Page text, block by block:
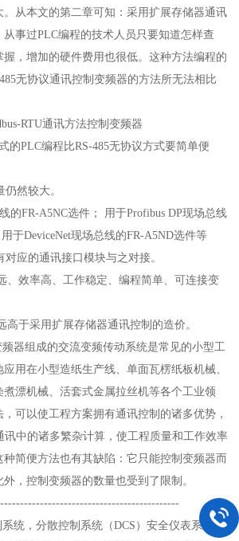
从本文的第二章可知：采用扩展存储器通讯
事过PLC编程的技术人员只要知道怎样查
，增加的硬件费用也很低。这种方法编程的
无协议通讯控制变频器的方法所无法相比
RTU通讯方法控制变频器
的PLC编程比RS-485无协议方式要简单便
然较大。
的FR-A5NC选件； 用于Profibus DP现场总线
于DeviceNet现场总线的FR-A5ND选件等
应的通讯接口模块与之对接。
、效率高、工作稳定、编程简单、可连接变
高于采用扩展存储器通讯控制的造价。
频器组成的交流变频传动系统是常见的小型工
用在小型造纸生产线、单面瓦楞纸板机械、
漂机械、活套式金属拉丝机等各个工业领
可以使工程方案拥有通讯控制的诸多优势，
讯中的诸多繁杂计算，使工程质量和工作效率
简便方法也有其缺陷：它只能控制变频器而
，控制变频器的数量也受到了限制。
统，分散控制系统（DCS）安全仪表系统